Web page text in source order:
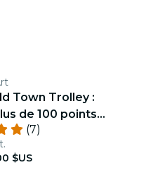
Town Trolley :
de 100 points
(7)
$US